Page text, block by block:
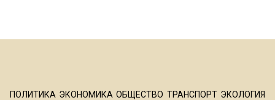
ПОЛИТИКА ЭКОНОМИКА ОБЩЕСТВО ТРАНСПОРТ ЭКОЛОГИЯ